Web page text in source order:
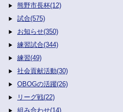
熊野市長杯(12)
試合(575)
お知らせ(350)
練習試合(344)
練習(49)
社会貢献活動(30)
OBOGの活躍(26)
リーグ戦(22)
組み合わせ(14)